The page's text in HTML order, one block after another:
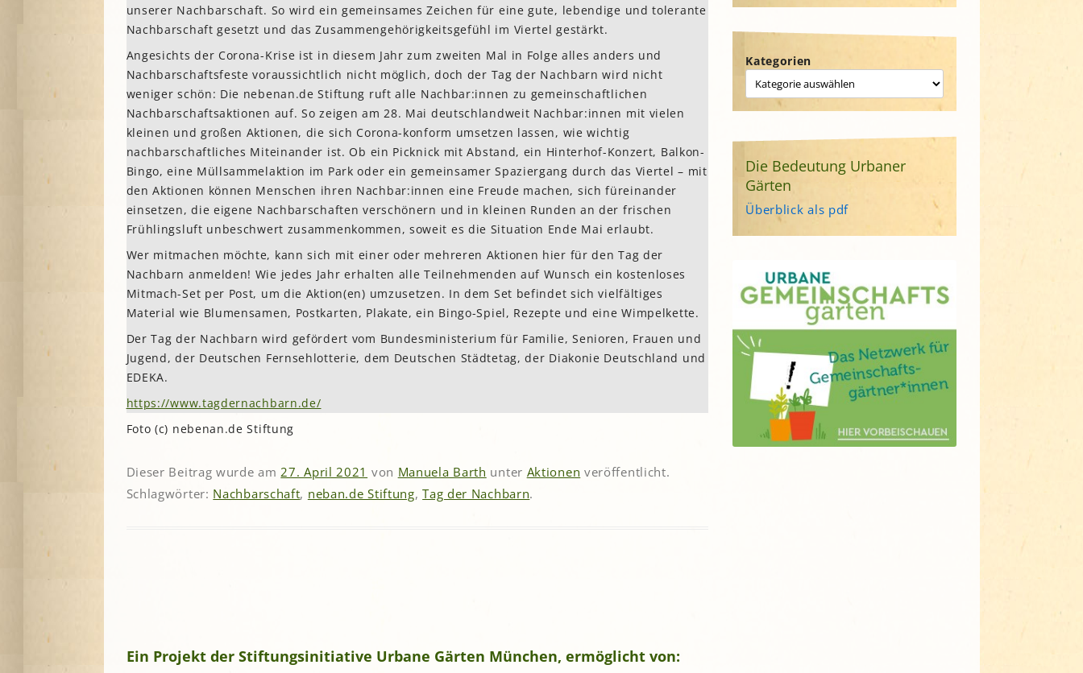
unserer Nachbarschaft. So wird ein gemeinsames Zeichen für eine gute, lebendige und tolerante
Nachbarschaft gesetzt und das Zusammengehörigkeitsgefühl im Viertel gestärkt.
Angesichts der Corona-Krise ist in diesem Jahr zum zweiten Mal in Folge alles anders und
Nachbarschaftsfeste voraussichtlich nicht möglich, doch der Tag der Nachbarn wird nicht
weniger schön: Die nebenan.de Stiftung ruft alle Nachbar:innen zu gemeinschaftlichen
Nachbarschaftsaktionen auf. So zeigen am 28. Mai deutschlandweit Nachbar:innen mit vielen
kleinen und großen Aktionen, die sich Corona-konform umsetzen lassen, wie wichtig
nachbarschaftliches Miteinander ist. Ob ein Picknick mit Abstand, ein Hinterhof-Konzert, Balkon-
Bingo, eine Müllsammelaktion im Park oder ein gemeinsamer Spaziergang durch das Viertel – mit
den Aktionen können Menschen ihren Nachbar:innen eine Freude machen, sich füreinander
einsetzen, die eigene Nachbarschaften verschönern und in kleinen Runden an der frischen
Frühlingsluft unbeschwert zusammenkommen, soweit es die Situation Ende Mai erlaubt.
Wer mitmachen möchte, kann sich mit einer oder mehreren Aktionen hier für den Tag der
Nachbarn anmelden! Wie jedes Jahr erhalten alle Teilnehmenden auf Wunsch ein kostenloses
Mitmach-Set per Post, um die Aktion(en) umzusetzen. In dem Set befindet sich vielfältiges
Material wie Blumensamen, Postkarten, Plakate, ein Bingo-Spiel, Rezepte und eine Wimpelkette.
Der Tag der Nachbarn wird gefördert vom Bundesministerium für Familie, Senioren, Frauen und
Jugend, der Deutschen Fernsehlotterie, dem Deutschen Städtetag, der Diakonie Deutschland und
EDEKA.
https://www.tagdernachbarn.de/
Foto (c) nebenan.de Stiftung
Dieser Beitrag wurde am 27. April 2021 von Manuela Barth unter Aktionen veröffentlicht.
Schlagwörter: Nachbarschaft, neban.de Stiftung,Tag der Nachbarn.
Kategorien
Die Bedeutung Urbaner
Gärten
Überblick als pdf
Ein Projekt der Stiftungsinitiative Urbane Gärten München, ermöglicht von: